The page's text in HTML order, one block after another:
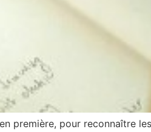
première, pour reconnaître